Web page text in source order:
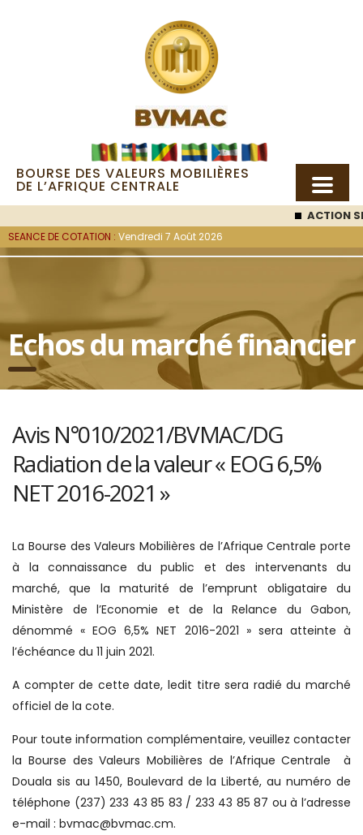
BOURSE DES VALEURS MOBILIÈRES
DE L’AFRIQUE CENTRALE
ACTION
SEANCE DE COTATION : Vendredi 7 Août 2026
Echos du marché financier
Avis N°010/2021/BVMAC/DG
Radiation de la valeur « EOG 6,5%
NET 2016-2021 »
La Bourse des Valeurs Mobilières de l’Afrique Centrale porte
à la connaissance du public et des intervenants du
marché, que la maturité de l’emprunt obligataire du
Ministère de l’Economie et de la Relance du Gabon,
dénommé « EOG 6,5% NET 2016-2021 » sera atteinte à
l’échéance du 11 juin 2021.
A compter de cette date, ledit titre sera radié du marché
officiel de la cote.
Pour toute information complémentaire, veuillez contacter
la Bourse des Valeurs Mobilières de l’Afrique Centrale à
Douala sis au 1450, Boulevard de la Liberté, au numéro de
téléphone (237) 233 43 85 83 / 233 43 85 87 ou à l’adresse
e-mail : bvmac@bvmac.cm.